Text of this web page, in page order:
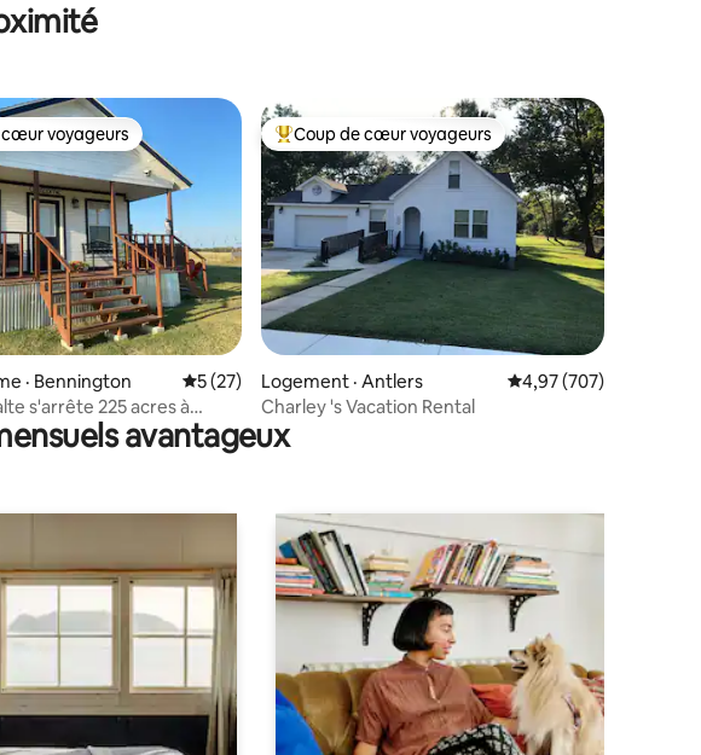
5, 64 commentaires
voyageurs parmi les plus aimés
voyageurs
· Bennington Note moyenne de 5 sur 5, 27 commentaires
5 (27)
225 acres à
Coup de cœur voyageurs parmi les plus aimés
Coup de cœur voyageurs
Logement · Antlers Note moyenne de
4,97 (707)
Charley 's Vacation Rental
avantageux